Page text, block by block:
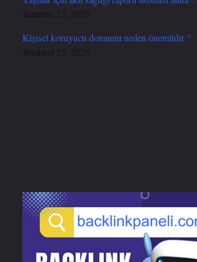
Temmuz 25, 2026
Kişisel koruyucu donanım neden önemlidir ?
Temmuz 25, 2026